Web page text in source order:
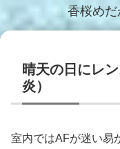
香桜めだ
晴天の日にレ
炎）
室内ではAFが迷い易